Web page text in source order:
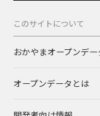
このサイトについて
おかやまオープンデ
オープンデータとは